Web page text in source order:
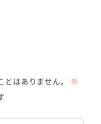
はありません。
※